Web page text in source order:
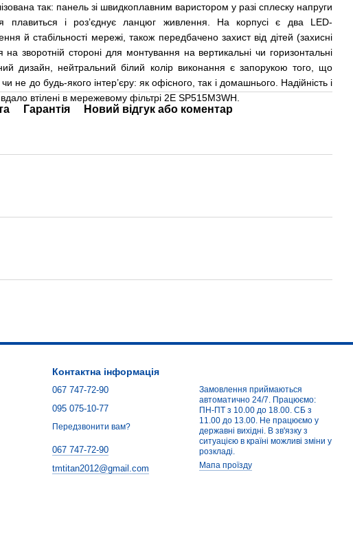
так: панель зі швидкоплавним варистором у разі сплеску напруги
плавиться і роз’єднує ланцюг живлення. На корпусі є два LED-
й стабільності мережі, також передбачено захист від дітей (захисні
на зворотній стороні для монтування на вертикальні чи горизонтальні
дизайн, нейтральний білий колір виконання є запорукою того, що
не до будь-якого інтер’єру: як офісного, так і домашнього. Надійність і
втілені в мережевому фільтрі 2E SP515M3WH.
Гарантія Новий відгук або коментар
Контактна інформація
067 747-72-90
095 075-10-77
Передзвонити вам?
067 747-72-90
tmtitan2012@gmail.com
Замовлення приймаються
автоматично 24/7. Працюємо:
ПН-ПТ з 10.00 до 18.00. СБ з
11.00 до 13.00. Не працюємо у
державні вихідні. В зв'язку з
ситуацією в країні можливі зміни у
розкладі.
Мапа проїзду